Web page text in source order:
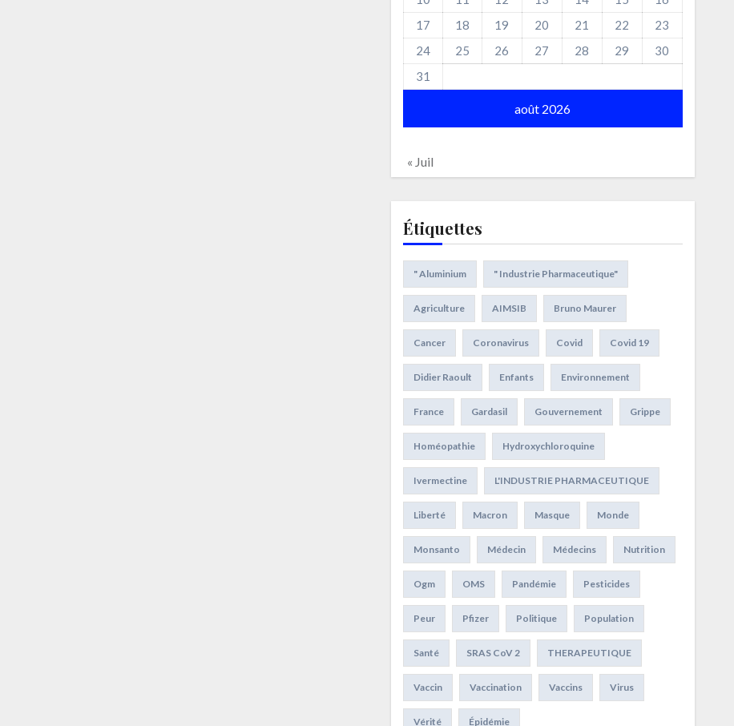
août 2026
17
18 19 20 21 22
23
24
25 26 27 28 29
30
31
« Juil
Étiquettes
" Aluminium " Industrie Pharmaceutique"
Agriculture AIMSIB Bruno Maurer
Cancer Coronavirus Covid Covid 19
Didier Raoult Enfants Environnement
France Gardasil Gouvernement Grippe
Homéopathie Hydroxychloroquine
Ivermectine L'INDUSTRIE PHARMACEUTIQUE
Liberté Macron Masque Monde
Monsanto Médecin Médecins Nutrition
Ogm OMS Pandémie Pesticides
Peur Pfizer Politique Population
Santé SRAS CoV 2 THERAPEUTIQUE
Vaccin Vaccination Vaccins Virus
Vérité Épidémie